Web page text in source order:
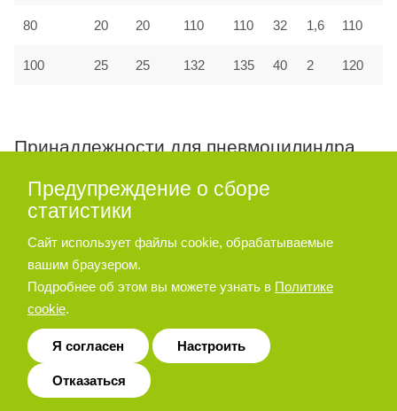
80 20 20 110 110 32 1,6 110
100 25 25 132 135 40 2 120
Принадлежности для пневмоцилиндра
Опора угловая
Предупреждение о сборе
статистики
Сайт использует файлы cookie, обрабатываемые
вашим браузером.
Подробнее об этом вы можете узнать в Политике
cookie.
Я согласен Настроить
Отказаться